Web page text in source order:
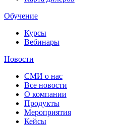
Обучение
Курсы
Вебинары
Новости
СМИ о нас
Все новости
О компании
Продукты
Мероприятия
Кейсы